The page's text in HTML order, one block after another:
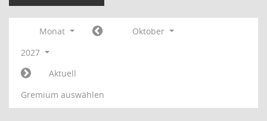
Monat
Oktober
2027
Aktuell
Gremium auswählen